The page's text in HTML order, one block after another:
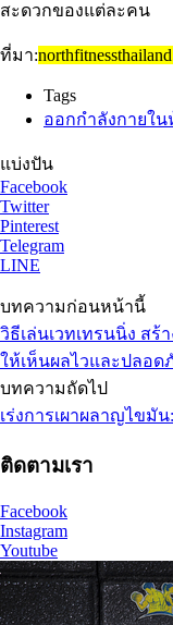
สะดวกของแต่ละคน
ที่มา:
Tags
ออกกําลังกายใน
แบ่งปัน
Facebook
Twitter
Pinterest
Telegram
LINE
บทความก่อนหน้านี้
วิธีเล่นเวทเทรนนิ่ง สร้
ให้เห็นผลไวและปลอด
บทความถัดไป
เร่งการเผาผลาญไขมั
ติดตามเรา
Facebook
Instagram
Youtube